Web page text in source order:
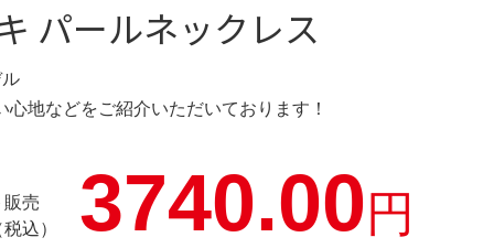
パールネックレス
地などをご紹介いただいております！
販売
込）
3740.00円